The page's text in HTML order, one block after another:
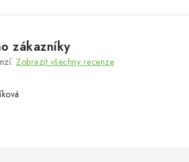
zákazníky
Zobrazit všechny recenze